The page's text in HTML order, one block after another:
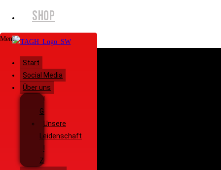
SHOP
Menü
Start
Social Media
Über uns
Unsere
Geschichte
Unsere
Leidenschaft
Unsere
Ziele